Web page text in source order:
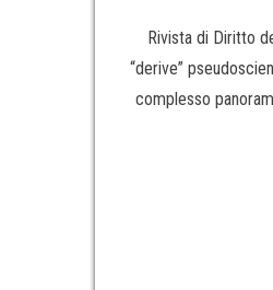
Rivista di Diritto
“derive”
complesso